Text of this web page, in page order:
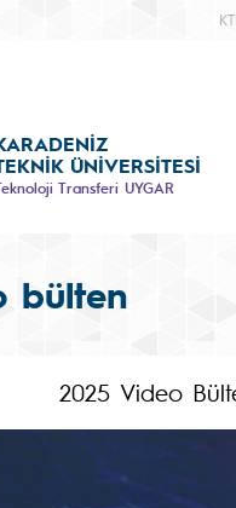
ÜNİVERSİTESİ
Transferi UYGAR
bülten
2025 Video